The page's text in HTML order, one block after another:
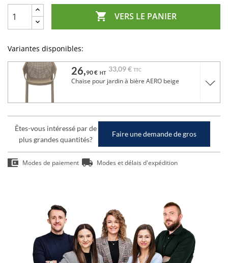
 VERS LE PANIER
Variantes disponibles:
26,90 € HT 33,09 € TTC
Chaise pour jardin à bière AERO beige
Êtes-vous intéressé par de
plus grandes quantités?
Faire une demande de gros
Modes de paiement Modes et délais d'expédition